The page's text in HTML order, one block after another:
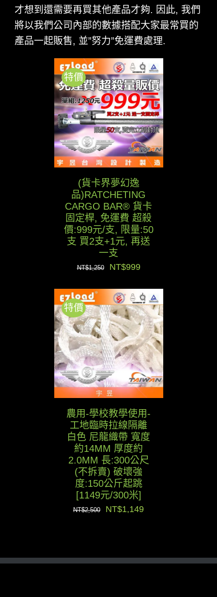
才想到還需要再買其他產品才夠. 因此, 我們
將以我們公司內部的數據搭配大家最常買的
產品一起販售, 並”努力”免運費處理.
特價
(貨卡界夢幻逸
品)RATCHETING
CARGO BAR® 貨卡
固定桿, 免運費 超殺
價:999元/支, 限量:50
支 買2支+1元, 再送
一支
NT$1,250
原
價
格：
NT$1,250。
NT$999目
價
格：
NT$999。
特價
農用-學校教學使用-
工地臨時拉線隔離
白色 尼龍織帶 寬度
約14MM 厚度約
2.0MM 長:300公尺
(不拆賣) 破壞強
度:150公斤起跳
[1149元/300米]
NT$2,500
原
NT$1,149目